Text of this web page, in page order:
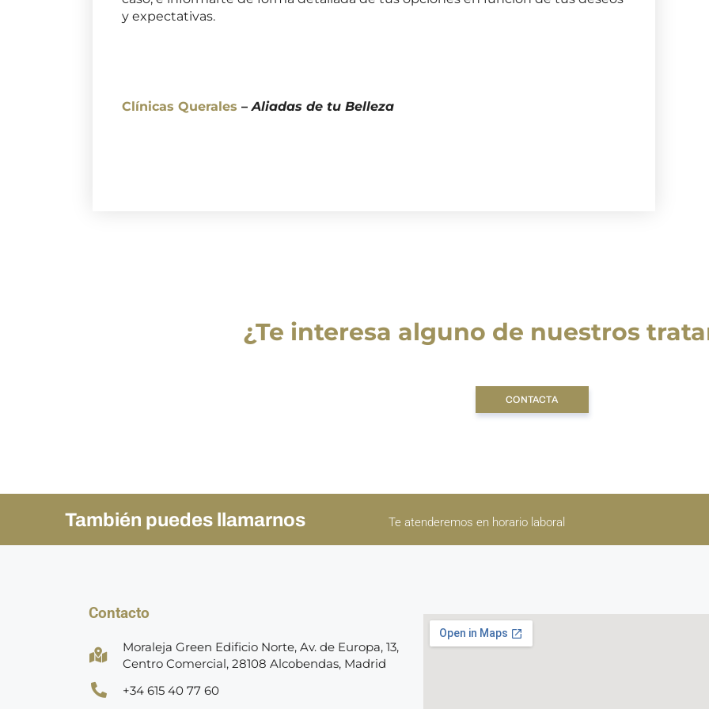
y expectativas.
Clínicas Querales –Aliadas de tu Belleza
¿Te interesa alguno de nuestros
CONTACTA
También puedes llamarnos Te atenderemos en horario laboral
Contacto
Moraleja Green Edificio Norte, Av. de Europa, 13,
Centro Comercial, 28108 Alcobendas, Madrid
+34 615 40 77 60